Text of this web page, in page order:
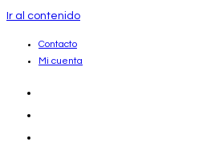
Ir al contenido
Contacto
Mi cuenta